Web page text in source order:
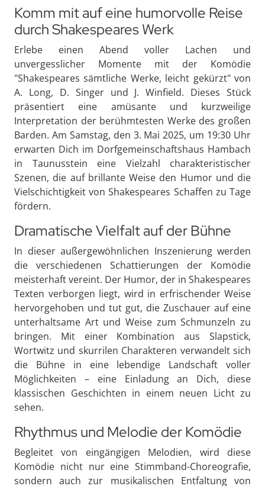
Komm mit auf eine humorvolle Reise
durch Shakespeares Werk
Erlebe einen Abend voller Lachen und
unvergesslicher Momente mit der Komödie
"Shakespeares sämtliche Werke, leicht gekürzt" von
A. Long, D. Singer und J. Winfield. Dieses Stück
präsentiert eine amüsante und kurzweilige
Interpretation der berühmtesten Werke des großen
Barden. Am Samstag, den 3. Mai 2025, um 19:30 Uhr
erwarten Dich im Dorfgemeinschaftshaus Hambach
in Taunusstein eine Vielzahl charakteristischer
Szenen, die auf brillante Weise den Humor und die
Vielschichtigkeit von Shakespeares Schaffen zu Tage
fördern.
Dramatische Vielfalt auf der Bühne
In dieser außergewöhnlichen Inszenierung werden
die verschiedenen Schattierungen der Komödie
meisterhaft vereint. Der Humor, der in Shakespeares
Texten verborgen liegt, wird in erfrischender Weise
hervorgehoben und tut gut, die Zuschauer auf eine
unterhaltsame Art und Weise zum Schmunzeln zu
bringen. Mit einer Kombination aus Slapstick,
Wortwitz und skurrilen Charakteren verwandelt sich
die Bühne in eine lebendige Landschaft voller
Möglichkeiten – eine Einladung an Dich, diese
klassischen Geschichten in einem neuen Licht zu
sehen.
Rhythmus und Melodie der Komödie
Begleitet von eingängigen Melodien, wird diese
Komödie nicht nur eine Stimmband-Choreografie,
sondern auch zur musikalischen Entfaltung von